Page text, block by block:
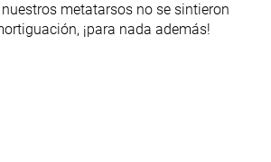
metatarsos no se sintieron
¡para nada además!